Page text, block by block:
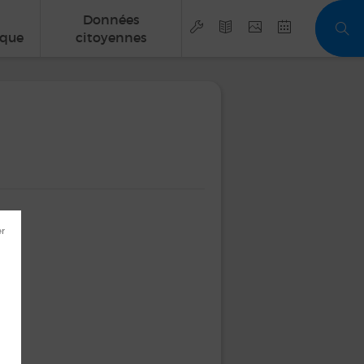
Données
citoyennes